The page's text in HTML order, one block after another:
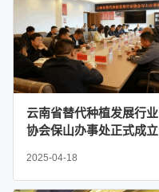
云南省替代种植发展行业
协会保山办事处正式成立
2025-04-18